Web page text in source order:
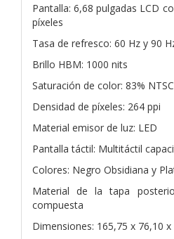
Pantalla: 6,68 pulgadas LCD
píxeles
Tasa de refresco: 60 Hz y 90
Brillo HBM: 1000 nits
Saturación de color: 83% NTSC
Densidad de píxeles: 264 ppi
Material emisor de luz: LED
Pantalla táctil: Multitáctil
Colores: Negro Obsidiana y
Material de la tapa
compuesta
Dimensiones: 165,75 x 76,10